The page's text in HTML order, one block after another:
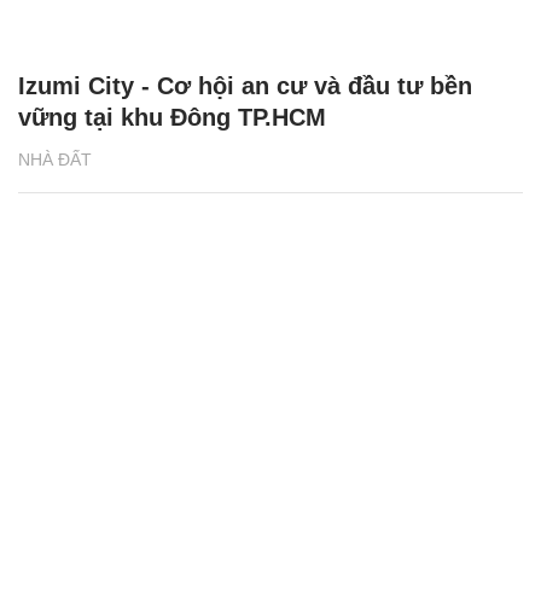
NHÀ ĐẤT
Izumi City - Cơ hội an cư và đầu tư bền
vững tại khu Đông TP.HCM